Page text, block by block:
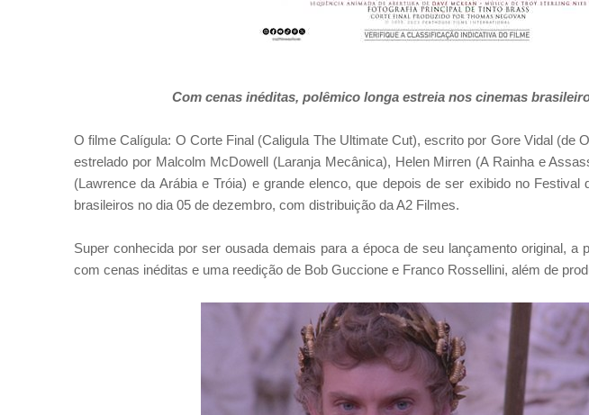
Com cenas inéditas, polêmico longa estreia nos cinemas
O filme Calígula: O Corte Final (Caligula The Ultimate Cut), escrito por Gore Vidal (de
estrelado por Malcolm McDowell (Laranja Mecânica), Helen Mirren (A Rainha e
(Lawrence da Arábia e Tróia) e grande elenco, que depois de ser exibido no
brasileiros no dia 05 de dezembro, com distribuição da A2 Filmes.
Super conhecida por ser ousada demais para a época de seu lançamento original, a
com cenas inéditas e uma reedição de Bob Guccione e Franco Rossellini, além de